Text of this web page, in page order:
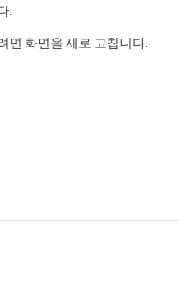
.
면 화면을 새로 고칩니다.